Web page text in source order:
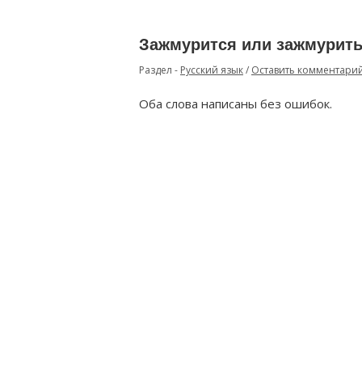
Зажмурится или
Раздел - Русский язык/ Оставить
Оба слова написаны без ошибок.